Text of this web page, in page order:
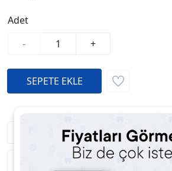
Adet
-
+
Fiyatı Düşünce Haber Ver
Satıcıya Soru Sor